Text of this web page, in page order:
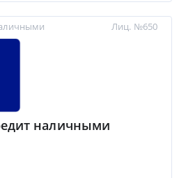
наличными
Лиц. №650